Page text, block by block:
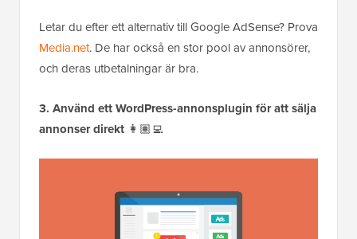
Letar du efter ett alternativ till Google AdSense? Prova
Media.net. De har också en stor pool av annonsörer,
och deras utbetalningar är bra.
3. Använd ett WordPress-annonsplugin för att sälja
annonser direkt 👩🏽‍💻